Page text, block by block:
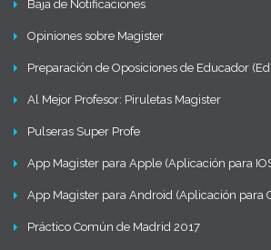
Baja de Notificaciones
Opiniones sobre Magister
Preparación de Oposiciones de Educador
Al Mejor Profesor: Piruletas Magister
Pulseras Super Profe
App Magister para Apple (Aplicación para
App Magister para Android (Aplicación para
Práctico Común de Madrid 2017